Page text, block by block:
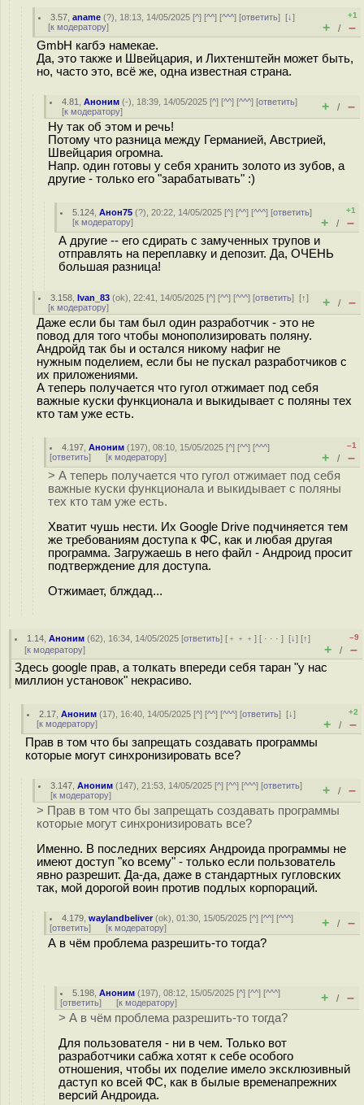
3.57 ,aname (?), 18:13, 14/05/2025 [^] [^^] [^^^] [ответить][↓]
[к модератору]
+1
+ / –
GmbH кагбэ намекае.
Да, это также и Швейцария, и Лихтенштейн может быть,
но, часто это, всё же, одна известная страна.
4.81 ,Аноним (-), 18:39, 14/05/2025 [^] [^^] [^^^] [ответить]
[к модератору] + / –
Ну так об этом и речь!
Потому что разница между Германией, Австрией,
Швейцария огромна.
Напр. один готовы у себя хранить золото из зубов, а
другие - только его "зарабатывать" :)
5.124 ,Анон75 (?), 20:22, 14/05/2025 [^] [^^] [^^^] [ответить]
[к модератору]
+1
+ / –
А другие -- его сдирать с замученных трупов и
отправлять на переплавку и депозит. Да, ОЧЕНЬ
большая разница!
3.158 ,Ivan_83 (ok), 22:41, 14/05/2025 [^] [^^] [^^^] [ответить][↑]
[к модератору] + / –
Даже если бы там был один разработчик - это не
повод для того чтобы монополизировать поляну.
Андройд так бы и остался никому нафиг не
нужным поделием, если бы не пускал разработчиков с
их приложениями.
А теперь получается что гугол отжимает под себя
важные куски функционала и выкидывает с поляны тех
кто там уже есть.
4.197 ,Аноним (197), 08:10, 15/05/2025 [^] [^^] [^^^]
[ответить] [к модератору]
–1
+ / –
> А теперь получается что гугол отжимает под себя
важные куски функционала и выкидывает с поляны
тех кто там уже есть.
Хватит чушь нести. Их Google Drive подчиняется тем
же требованиям доступа к ФС, как и любая другая
программа. Загружаешь в него файл - Андроид просит
подтверждение для доступа.
Отжимает, блждад...
1.14 ,Аноним (62), 16:34, 14/05/2025 [ответить] [ ﹢﹢﹢] [ · · ·][↓] [↑]
[к модератору]
–9
+ / –
Здесь google прав, а толкать впереди себя таран "у нас
миллион установок" некрасиво.
2.17 ,Аноним (17), 16:40, 14/05/2025 [^] [^^] [^^^] [ответить][↓]
[к модератору]
+2
+ / –
Прав в том что бы запрещать создавать программы
которые могут синхронизировать все?
3.147 ,Аноним (147), 21:53, 14/05/2025 [^] [^^] [^^^] [ответить]
[к модератору] + / –
> Прав в том что бы запрещать создавать программы
которые могут синхронизировать все?
Именно. В последних версиях Андроида программы не
имеют доступ "ко всему" - только если пользователь
явно разрешит. Да-да, даже в стандартных гугловских
так, мой дорогой воин против подлых корпораций.
4.179 ,waylandbeliver(ok), 01:30, 15/05/2025 [^] [^^] [^^^]
[ответить] [к модератору] + / –
А в чём проблема разрешить-то тогда?
5.198 ,Аноним (197), 08:12, 15/05/2025 [^] [^^] [^^^]
[ответить] [к модератору] + / –
> А в чём проблема разрешить-то тогда?
Для пользователя - ни в чем. Только вот
разработчики сабжа хотят к себе особого
отношения, чтобы их поделие имело эксклюзивный
даступ ко всей ФС, как в былые временапрежних
версий Андроида.